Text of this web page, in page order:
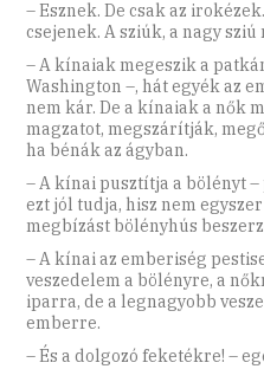
– Esznek. De csak az
csejenek. A sziúk, a nagy sziú
– A kínaiak megeszik a
Washington –, hát egyék az
nem kár. De a kínaiak a nők
magzatot, megszárítják,
ha bénák az ágyban.
– A kínai pusztítja a bölényt –
ezt jól tudja, hisz nem
megbízást bölényhús
– A kínai az emberiség
veszedelem a bölényre, a
iparra, de a legnagyobb
emberre.
– És a dolgozó feketékre! –